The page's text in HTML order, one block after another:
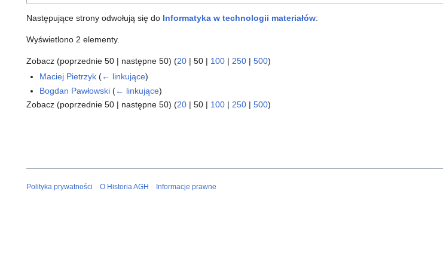
Następujące strony odwołują się do Informatyka w technologii materiałów:
Wyświetlono 2 elementy.
Zobacz (poprzednie 50 | następne 50) (20 | 50 | 100 | 250 | 500)
Maciej Pietrzyk (← linkujące)
Bogdan Pawłowski (← linkujące)
Zobacz (poprzednie 50 | następne 50) (20 | 50 | 100 | 250 | 500)
Polityka prywatności O Historia AGH Informacje prawne